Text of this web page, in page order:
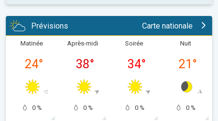
Prévisions Carte nationale
Matinée
24°
0 %
Après-midi
38°
0 %
Soirée
34°
0 %
Nuit
21 °
0 %